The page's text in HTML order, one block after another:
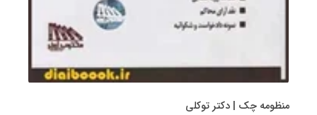
منظومه چک | دکتر توکلی